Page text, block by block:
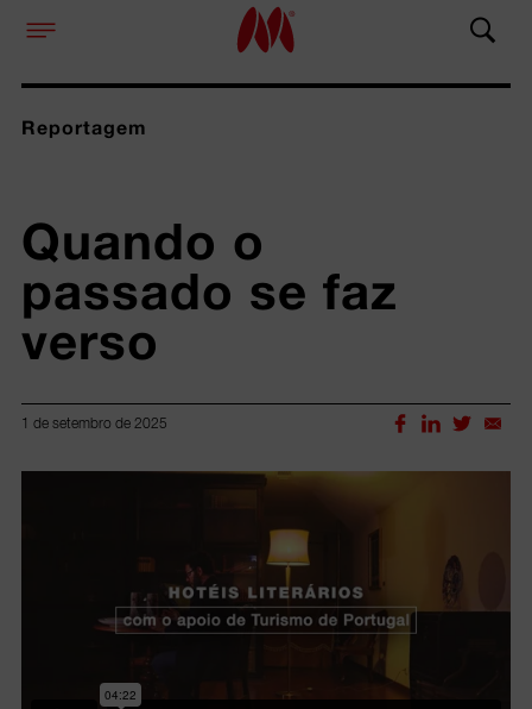
Reportagem
Quando o
passado se faz
verso
1 de setembro de 2025